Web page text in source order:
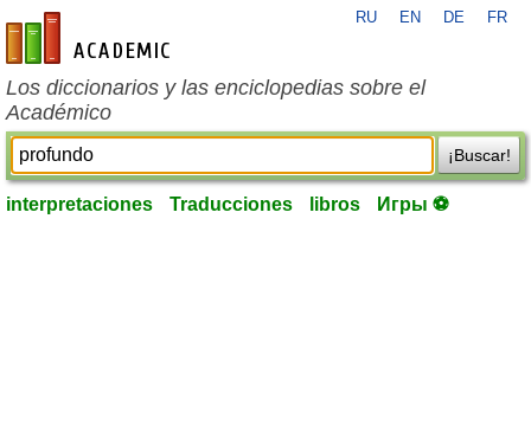
es-academic.com
RU EN DE FR
Los diccionarios y las enciclopedias sobre el
Académico
¡Buscar!
interpretaciones Traducciones libros Игры ⚽